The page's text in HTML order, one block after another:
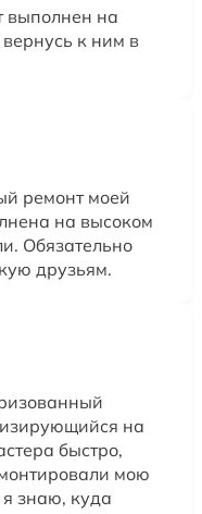
выполнен на
к ним в
ремонт моей
на высоком
Обязательно
друзьям.
на
быстро,
мою
знаю, куда